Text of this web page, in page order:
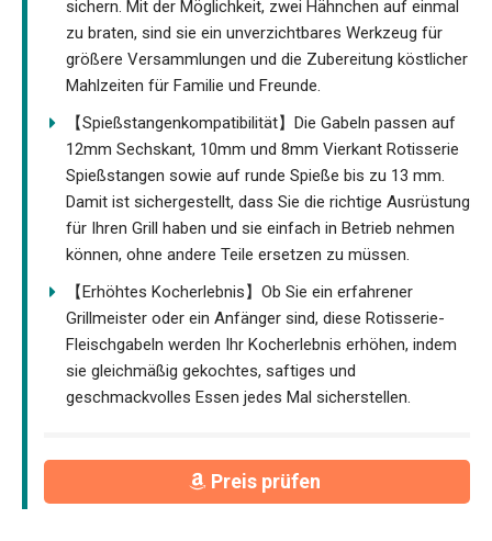
sichern. Mit der Möglichkeit, zwei Hähnchen auf einmal
zu braten, sind sie ein unverzichtbares Werkzeug für
größere Versammlungen und die Zubereitung köstlicher
Mahlzeiten für Familie und Freunde.
【Spießstangenkompatibilität】Die Gabeln passen auf
12mm Sechskant, 10mm und 8mm Vierkant Rotisserie
Spießstangen sowie auf runde Spieße bis zu 13 mm.
Damit ist sichergestellt, dass Sie die richtige Ausrüstung
für Ihren Grill haben und sie einfach in Betrieb nehmen
können, ohne andere Teile ersetzen zu müssen.
【Erhöhtes Kocherlebnis】Ob Sie ein erfahrener
Grillmeister oder ein Anfänger sind, diese Rotisserie-
Fleischgabeln werden Ihr Kocherlebnis erhöhen, indem
sie gleichmäßig gekochtes, saftiges und
geschmackvolles Essen jedes Mal sicherstellen.
Preis prüfen